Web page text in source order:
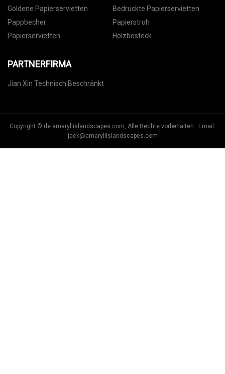
Goldene Papierservietten
Bedruckte Papierservietten
Pappbecher
Papierstroh
Papierservietten
Holzbesteck
PARTNERFIRMA
Jian Xin Technisch Beschränkt
Copyright © de.amaryllislandscapes.com, Alle Rechte vorbehalten. Email:
jack@amaryllislandscapes.com